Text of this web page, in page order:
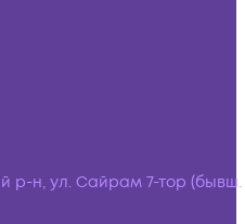
р-н, ул. Сайрам 7-тор (бывш.